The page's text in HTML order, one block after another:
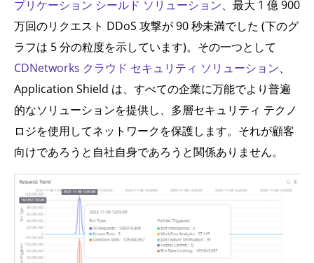
プリケーション シールド ソリューション、最大 1 億 900
万回のリクエスト DDoS 攻撃が 90 秒未満でした (下のグ
ラフは 5 分の粒度を示しています)。その一つとして
CDNetworks クラウド セキュリティ ソリューション、
Application Shield は、すべての企業に万能でより普遍
的なソリューションを提供し、多層セキュリティ テクノ
ロジを使用してネットワークを保護します。それが顧客
向けであろうと自社自身であろうと関係ありません。